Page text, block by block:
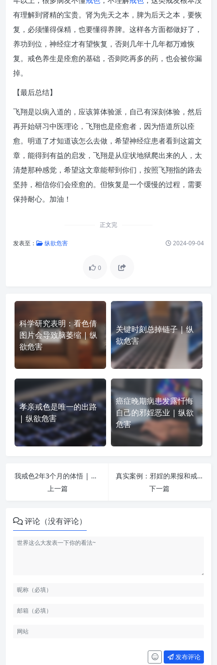
有理解到肾精的宝贵。肾为先天之本，脾为后天之本，要恢
复，必须懂得保精，也要懂得养脾。这样各方面都做好了，
养功到位，神经症才有望恢复，否则几年十几年都万难恢
复。戒色养生是痊愈的基础，否则吃再多的药，也会被你漏
掉。
【最后总结】
飞翔是以病入道的，应该算体验派，自己有深刻体验，然后
再开始研习中医理论，飞翔也是痊愈者，因为悟道所以痊
愈。明道了才知道该怎么去做，希望神经症患者看到这篇文
章，能得到有益的启发，飞翔是从症状地狱爬出来的人，太
清楚那种感觉，希望这文章能帮到你们，按照飞翔指的路去
坚持，相信你们会痊愈的。但恢复是一个缓慢的过程，需要
保持耐心。加油！
正文完
发表至： 纵欲危害 2024-09-04
0
科学研究表明：看色倩
图片会导致脑萎缩 | 纵
欲危害
关键时刻总掉链子 | 纵
欲危害
孝亲戒色是唯一的出路
| 纵欲危害
癌症晚期病患发露忏悔
自己的邪婬恶业 | 纵欲
危害
我戒色2年3个月的体悟 | 纵欲危害
上一篇
真实案例：邪婬的果报和戒邪婬得到的福报 | 纵欲危害
下一篇
评论（没有评论）
发布评论